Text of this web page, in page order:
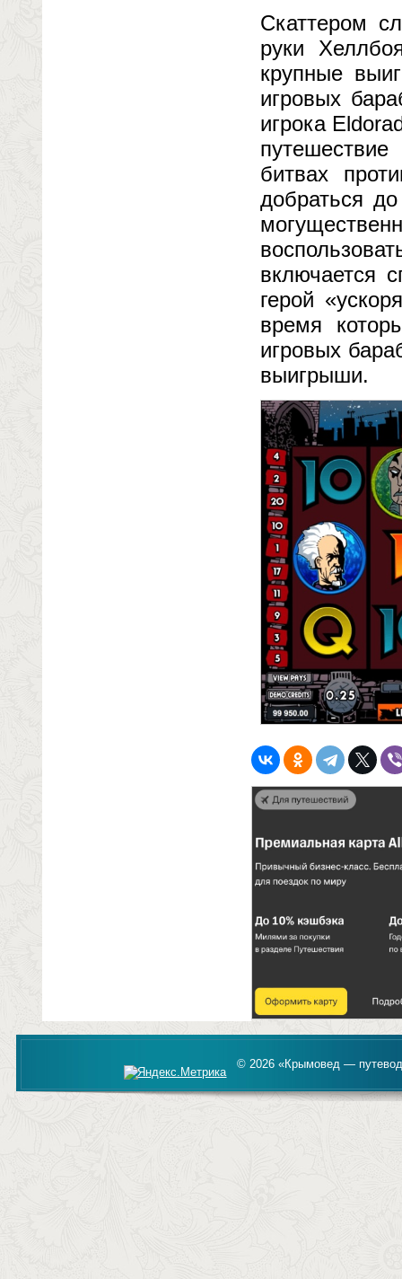
Скаттером
руки
крупные
игровых
игрока
битвах
добраться
включается
герой
время
игровых
выигрыши.
© 2026 «Крымовед —